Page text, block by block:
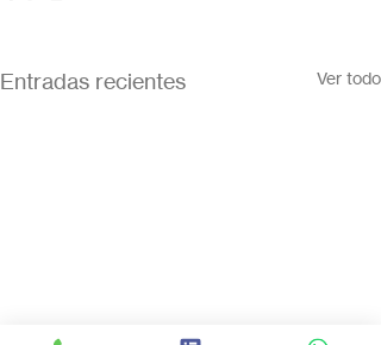
Entradas recientes Ver todo